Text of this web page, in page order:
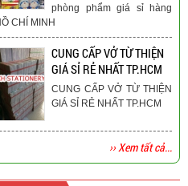
phòng phẩm giá sỉ hàng
CHÍ MINH
CUNG CẤP VỞ TỪ THIỆN
GIÁ SỈ RẺ NHẤT TP.HCM
CUNG CẤP VỞ TỪ THIỆN
GIÁ SỈ RẺ NHẤT TP.HCM
›› Xem tất cả...